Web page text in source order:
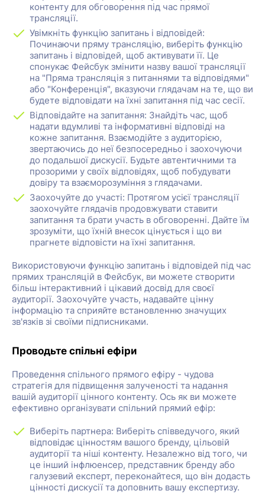
контенту для обговорення під час прямої
трансляції.
Увімкніть функцію запитань і відповідей:
Починаючи пряму трансляцію, виберіть функцію
запитань і відповідей, щоб активувати її. Це
спонукає Фейсбук змінити назву вашої трансляції
на "Пряма трансляція з питаннями та відповідями"
або "Конференція", вказуючи глядачам на те, що ви
будете відповідати на їхні запитання під час сесії.
Відповідайте на запитання: Знайдіть час, щоб
надати вдумливі та інформативні відповіді на
кожне запитання. Взаємодійте з аудиторією,
звертаючись до неї безпосередньо і заохочуючи
до подальшої дискусії. Будьте автентичними та
прозорими у своїх відповідях, щоб побудувати
довіру та взаєморозуміння з глядачами.
Заохочуйте до участі: Протягом усієї трансляції
заохочуйте глядачів продовжувати ставити
запитання та брати участь в обговоренні. Дайте їм
зрозуміти, що їхній внесок цінується і що ви
прагнете відповісти на їхні запитання.
Використовуючи функцію запитань і відповідей під час
прямих трансляцій в Фейсбук, ви можете створити
більш інтерактивний і цікавий досвід для своєї
аудиторії. Заохочуйте участь, надавайте цінну
інформацію та сприяйте встановленню значущих
зв'язків зі своїми підписниками.
Проводьте спільні ефіри
Проведення спільного прямого ефіру - чудова
стратегія для підвищення залученості та надання
вашій аудиторії цінного контенту. Ось як ви можете
ефективно організувати спільний прямий ефір:
Виберіть партнера: Виберіть співведучого, який
відповідає цінностям вашого бренду, цільовій
аудиторії та ніші контенту. Незалежно від того, чи
це інший інфлюенсер, представник бренду або
галузевий експерт, переконайтеся, що він додасть
цінності дискусії та доповнить вашу експертизу.